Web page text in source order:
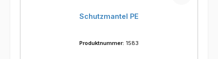
Schutzmantel PE
Produktnummer: 1583